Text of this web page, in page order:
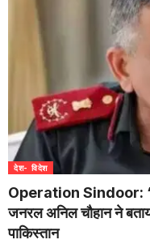
देश- विदेश
Operation Sindoor:
जनरल अनिल चौहान ने
पाकिस्तान